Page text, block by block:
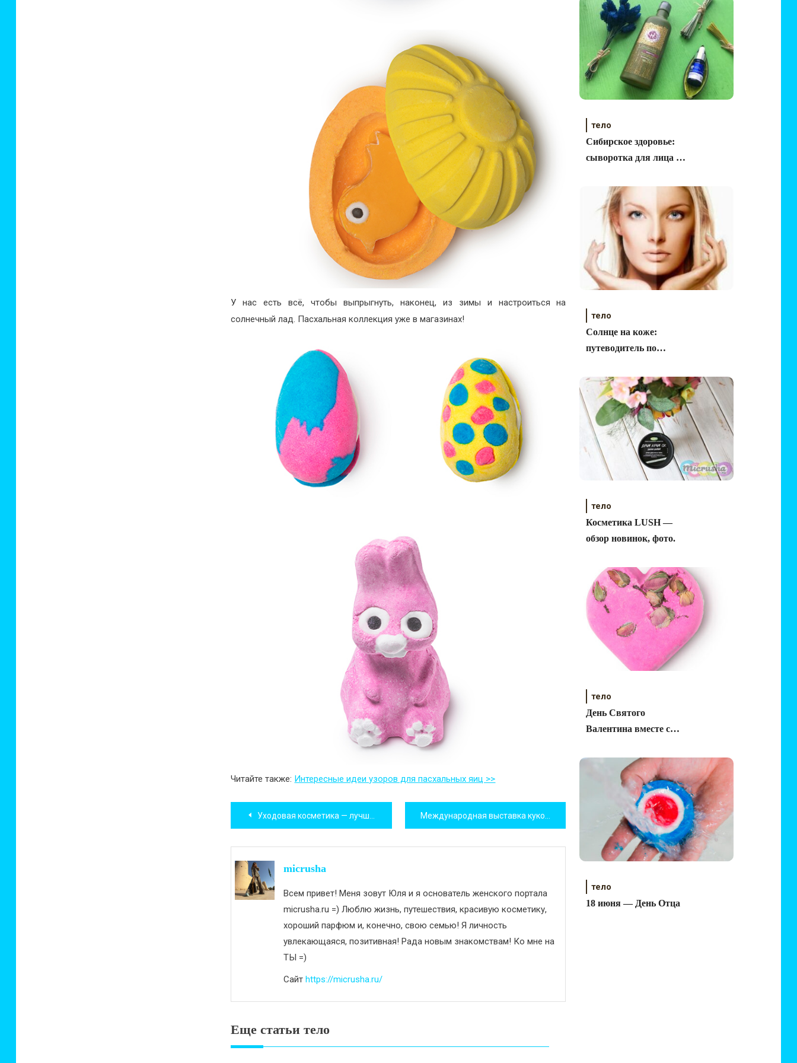
У нас есть всё, чтобы выпрыгнуть, наконец, из зимы и настроиться на
солнечный лад. Пасхальная коллекция уже в магазинах!
Читайте также: Интересные идеи узоров для пасхальных яиц >>
Навигация
по
записям
Уходовая косметика — лучшие новинки 2019 года
micrusha
Всем привет! Меня зовут Юля и я основатель женского портала
micrusha.ru =) Люблю жизнь, путешествия, красивую косметику,
хороший парфюм и, конечно, свою семью! Я личность
увлекающаяся, позитивная! Рада новым знакомствам! Ко мне на
ТЫ =)
Сайт https://micrusha.ru/
Еще статьи тело
тело
Сибирское здоровье:
сыворотка для лица и
тело
Солнце на коже:
путеводитель по
тело
Косметика LUSH —
обзор новинок, фото.
тело
День Святого
Валентина вместе с
тело
18 июня — День Отца